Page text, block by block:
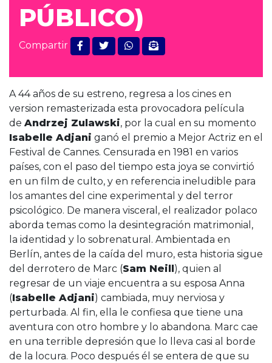
PÚBLICO)
Compartir
A 44 años de su estreno, regresa a los cines en
version remasterizada esta provocadora película
de Andrzej Zulawski, por la cual en su momento
Isabelle Adjani ganó el premio a Mejor Actriz en el
Festival de Cannes. Censurada en 1981 en varios
países, con el paso del tiempo esta joya se convirtió
en un film de culto, y en referencia ineludible para
los amantes del cine experimental y del terror
psicológico. De manera visceral, el realizador polaco
aborda temas como la desintegración matrimonial,
la identidad y lo sobrenatural. Ambientada en
Berlín, antes de la caída del muro, esta historia sigue
del derrotero de Marc (Sam Neill), quien al
regresar de un viaje encuentra a su esposa Anna
(Isabelle Adjani) cambiada, muy nerviosa y
perturbada. Al fin, ella le confiesa que tiene una
aventura con otro hombre y lo abandona. Marc cae
en una terrible depresión que lo lleva casi al borde
de la locura. Poco después él se entera de que su